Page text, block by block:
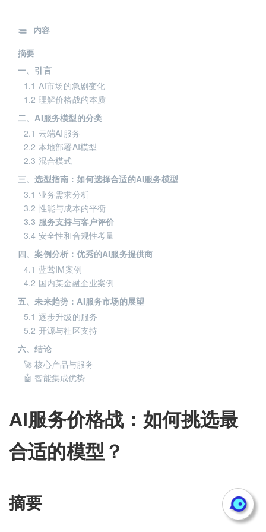
AI服务价格战：如何挑选最
合适的模型？
摘要
内容
摘要
一、引言
1.1 AI市场的急剧变化
1.2 理解价格战的本质
二、AI服务模型的分类
2.1 云端AI服务
2.2 本地部署AI模型
2.3 混合模式
三、选型指南：如何选择合适的AI服务模型
3.1 业务需求分析
3.2 性能与成本的平衡
3.3 服务支持与客户评价
3.4 安全性和合规性考量
四、案例分析：优秀的AI服务提供商
4.1 蓝莺IM案例
4.2 国内某金融企业案例
五、未来趋势：AI服务市场的展望
5.1 逐步升级的服务
5.2 开源与社区支持
六、结论
🚀 核心产品与服务
🤖 智能集成优势